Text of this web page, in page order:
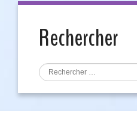
Rechercher